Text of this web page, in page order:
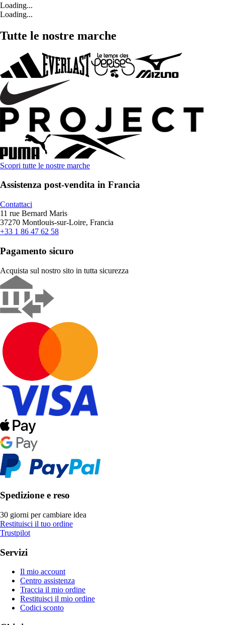
Loading...
Loading...
Tutte le nostre marche
Scopri tutte le nostre marche
Assistenza post-vendita in Francia
Contattaci
11 rue Bernard Maris
37270 Montlouis-sur-Loire, Francia
+33 1 86 47 62 58
Pagamento sicuro
Acquista sul nostro sito in tutta sicurezza
Spedizione e reso
30 giorni per cambiare idea
Restituisci il tuo ordine
Trustpilot
Servizi
Il mio account
Centro assistenza
Traccia il mio ordine
Restituisci il mio ordine
Codici sconto